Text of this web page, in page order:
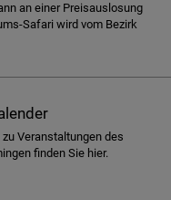
an einer Preisauslosung
Safari wird vom Bezirk
Veranstaltungen des
finden Sie hier.